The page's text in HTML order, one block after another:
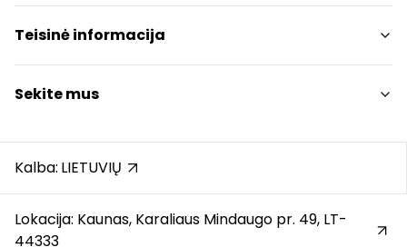
Restoranai ir kavinės
PC planas
Draugiški gyvūnams
Kontaktai
Akcijos
Karjera
Teisinė informacija
Prekybos centro taisyklės
Slapukų politika
Dovanų kortelės bendrosios taisyklės
Automobilių stovėjimo aikštelės taisyklės
Sekite mus
Facebook
YouTube
Kalba: LIETUVIŲ
Lokacija: Kaunas, Karaliaus Mindaugo pr. 49, LT-
44333